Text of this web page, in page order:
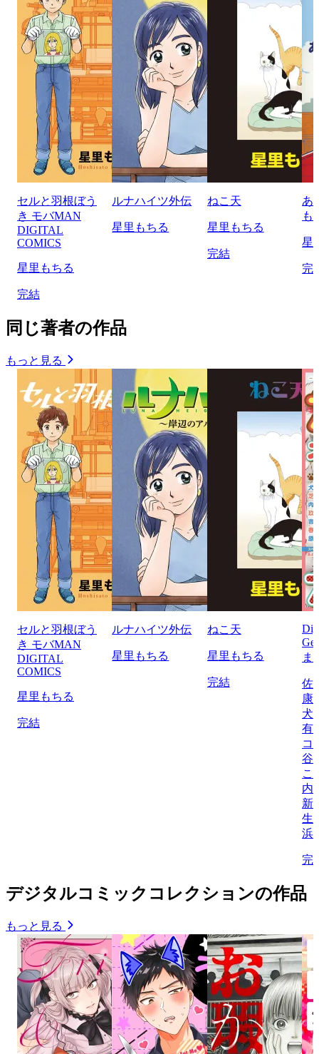
セルと羽根ぼう
き モバMAN
DIGITAL
COMICS
星里もちる
完結
ルナハイツ外伝
星里もちる
ねこ天
星里もちる
完結
あ
も
星
完
同じ著者の作品
もっと見る
セルと羽根ぼう
き モバMAN
DIGITAL
COMICS
星里もちる
完結
ルナハイツ外伝
星里もちる
ねこ天
星里もちる
完結
ま
佐
康
犬
有
コ
谷
こ
内
新
生/
浜
完
デジタルコミックコレクションの作品
もっと見る